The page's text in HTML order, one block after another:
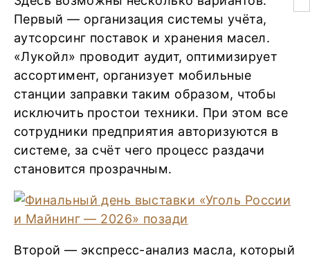
Первый — организация системы учёта,
аутсорсинг поставок и хранения масел.
«Лукойл» проводит аудит, оптимизирует
ассортимент, организует мобильные
станции заправки таким образом, чтобы
исключить простои техники. При этом все
сотрудники предприятия авторизуются в
системе, за счёт чего процесс раздачи
становится прозрачным.
Второй — экспресс-анализ масла, который